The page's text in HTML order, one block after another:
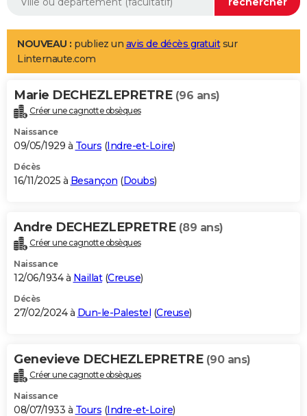
Aménagement intérieur
LIFESTYLE
Art de vivre
Bien-être
Loisirs
Mode
Modes de vie
Alimentation
Guide de la santé
Maladies
Médicaments
Sommeil
VOYAGE
Destinations
City break
Voyage nature
Voyage de noces
Forum
Climat
+PHOTO
GUIDES D'ACHAT
BONS PLANS
Carte de Noël
Carte Bonne année
Carte Saint-Valentin
Carte Pâques
Carte d'anniversaire
DICTIONNAIRE
Dictionnaire
Biographies
Citations
Expressions
Proverbes
PROGRAMME TV
S'inscrire
Se connecter
Lycées
Collèges
Primaires
Universités
Entreprises
Service militaire
Avis de recherche
AVIS DE DÉCÈS
Bricolage
Lifestyle
Culture
Sport
Auto
Television
Voyage
Cinema
NOUVEAU : publiez un avis de décès gratuitsur
Linternaute.com
Marie DECHEZLEPRETRE (96 ans)
Créer une cagnotte obsèques
Naissance
09/05/1929 à Tours (Indre-et-Loire)
Décès
16/11/2025 à Besançon (Doubs)
Andre DECHEZLEPRETRE (89 ans)
Créer une cagnotte obsèques
Naissance
12/06/1934 à Naillat(Creuse)
Décès
27/02/2024 à Dun-le-Palestel (Creuse)
Genevieve DECHEZLEPRETRE (90 ans)
Créer une cagnotte obsèques
Naissance
08/07/1933 à Tours (Indre-et-Loire)